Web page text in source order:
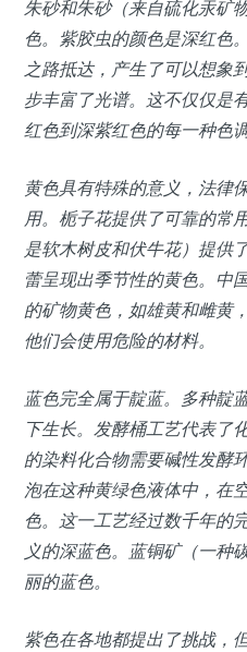
朱砂和朱砂（来自硫化汞矿
色。紫胶虫的颜色是深红色
之路抵达，产生了可以想象
步丰富了光谱。这不仅仅是
红色到深紫红色的每一种色调
黄色具有特殊的意义，法律
用。栀子花提供了可靠的常
是软木树皮和伏牛花）提供
蕾呈现出季节性的黄色。中
的矿物黄色，如雄黄和雌黄
他们会使用危险的材料。
蓝色完全属于靛蓝。多种靛
下生长。发酵桶工艺代表了
的染料化合物需要碱性发酵
泡在这种黄绿色液体中，在
色。这一工艺经过数千年的
义的深蓝色。蓝铜矿（一种
丽的蓝色。
紫色在各地都提出了挑战，